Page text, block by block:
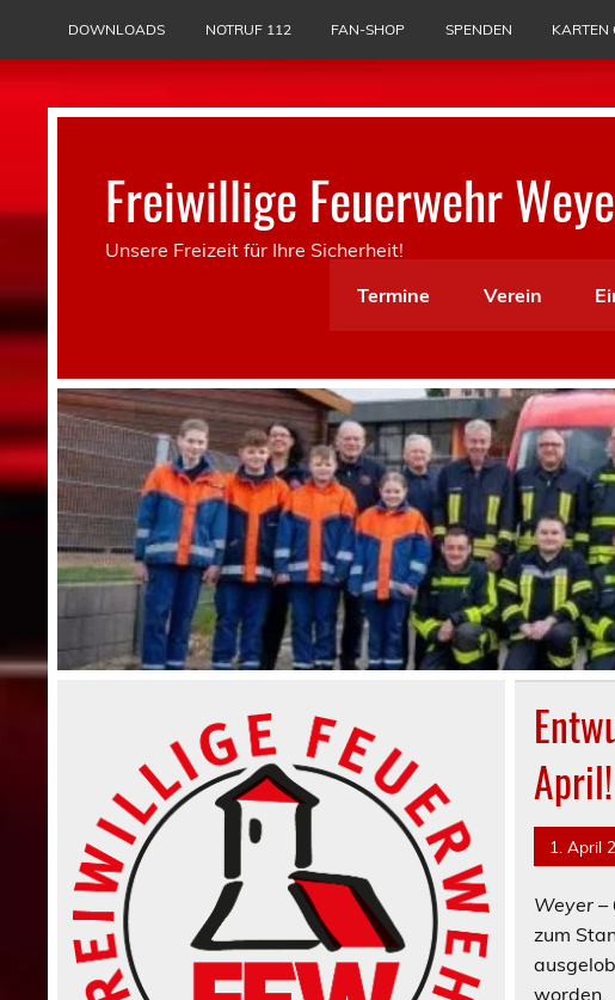
DOWNLOADS NOTRUF 112 FAN-SHOP SPENDEN KARTEN
Freiwillige Feuerwehr
Unsere Freizeit für Ihre Sicherheit!
Termine
Verein
April!
1. April
Weyer
zum
worden.